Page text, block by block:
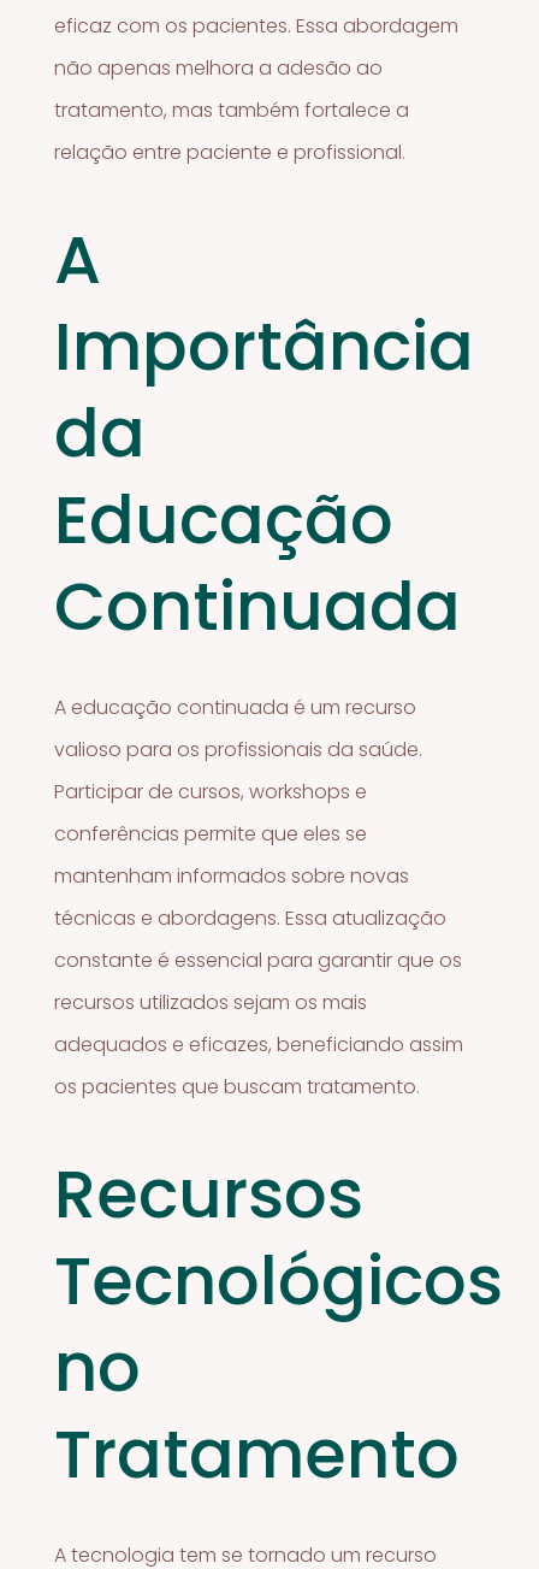
eficaz com os pacientes. Essa abordagem
não apenas melhora a adesão ao
tratamento, mas também fortalece a
relação entre paciente e profissional.
A
Importância
da
Educação
Continuada
A educação continuada é um recurso
valioso para os profissionais da saúde.
Participar de cursos, workshops e
conferências permite que eles se
mantenham informados sobre novas
técnicas e abordagens. Essa atualização
constante é essencial para garantir que os
recursos utilizados sejam os mais
adequados e eficazes, beneficiando assim
os pacientes que buscam tratamento.
Recursos
Tecnológicos
no
Tratamento
A tecnologia tem se tornado um recurso